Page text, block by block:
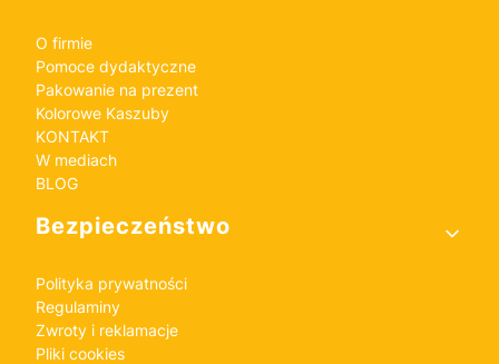
O firmie
Pomoce dydaktyczne
Pakowanie na prezent
Kolorowe Kaszuby
KONTAKT
W mediach
BLOG
Bezpieczeństwo
Polityka prywatności
Regulaminy
Zwroty i reklamacje
Pliki cookies